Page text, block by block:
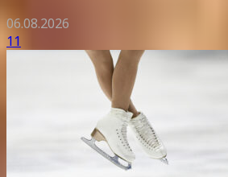
06.08.2026
11